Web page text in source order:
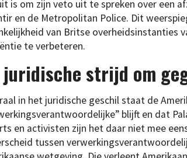
is om zijn veto uit te spreken over een
en de Metropolitan Police. Dit
van Britse overheidsinstanties
te verbeteren.
juridische strijd om
in het juridische geschil staat de
blijft en dat
en activisten zijn het daar niet mee
tussen